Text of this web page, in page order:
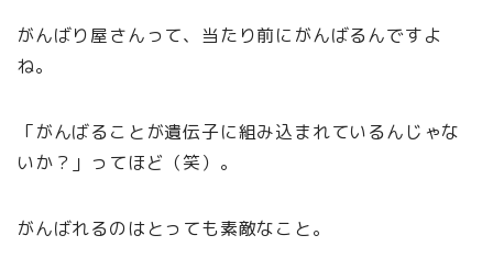
がんばり屋さんって、当たり前にがんばるんですよ
ね。
「がんばることが遺伝子に組み込まれているんじゃな
いか？」ってほど（笑）。
がんばれるのはとっても素敵なこと。